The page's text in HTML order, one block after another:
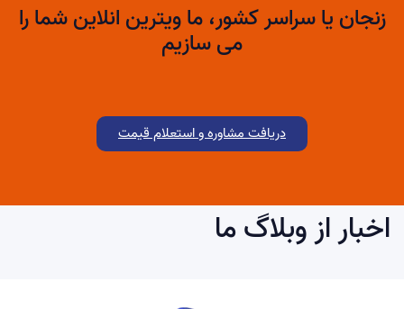
زنجان یا سراسر کشور، ما ویترین انلاین شما را
می سازیم
دریافت مشاوره و استعلام قیمت
اخبار از وبلاگ ما